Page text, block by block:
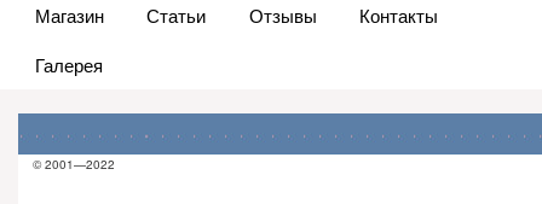
Магазин
Статьи Отзывы
Контакты
Галерея
© 2001—2022